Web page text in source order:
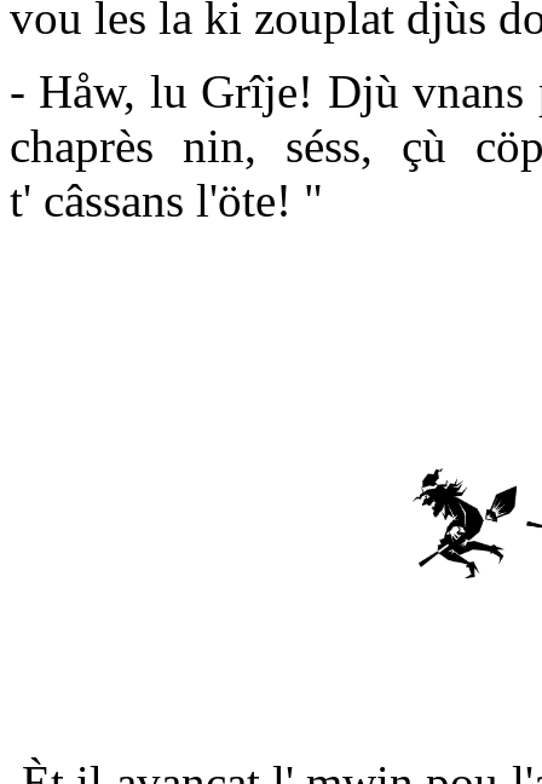
vou les la ki zouplat djùs
- Håw, lu Grîje! Djù vnans
chaprès nin, séss, çù
t' câssans l'öte! "